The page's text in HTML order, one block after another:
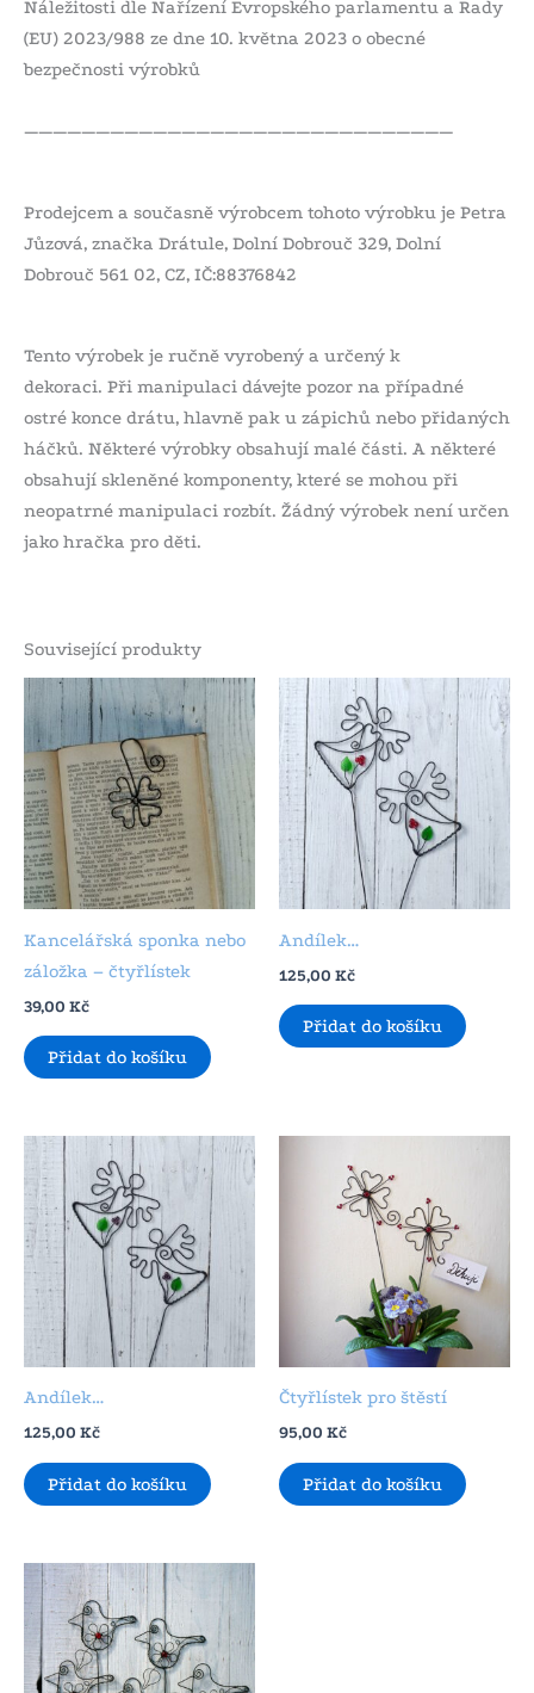
Náležitosti dle Nařízení Evropského parlamentu a Rady
(EU) 2023/988 ze dne 10. května 2023 o obecné
bezpečnosti výrobků
——————————————————————————————
Prodejcem a současně výrobcem tohoto výrobku je Petra
Jůzová, značka Drátule, Dolní Dobrouč 329, Dolní
Dobrouč 561 02, CZ, IČ:88376842
Tento výrobek je ručně vyrobený a určený k
dekoraci. Při manipulaci dávejte pozor na případné
ostré konce drátu, hlavně pak u zápichů nebo přidaných
háčků. Některé výrobky obsahují malé části. A některé
obsahují skleněné komponenty, které se mohou při
neopatrné manipulaci rozbít. Žádný výrobek není určen
jako hračka pro děti.
Související produkty
Kancelářská sponka nebo
záložka – čtyřlístek
39,00 Kč
Přidat do košíku
Andílek…
125,00 Kč
Přidat do košíku
Andílek…
125,00 Kč
Přidat do košíku
Čtyřlístek pro štěstí
95,00 Kč
Přidat do košíku